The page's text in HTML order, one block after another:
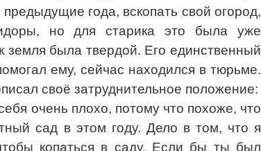
года, вскопать свой огород,
но для старика это была уже
земля была твердой. Его единственный
ему, сейчас находился в тюрьме.
своё затруднительное положение:
очень плохо, потому что похоже, что
сад в этом году. Дело в том, что я
копаться в саду. Если бы ты был